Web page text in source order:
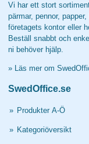
Vi har ett stort
pärmar, pennor,
företagets kontor eller
Beställ snabbt och
ni behöver hjälp.
» Läs mer om
SwedOffice.se
» Produkter A-Ö
» Kategoriöversikt